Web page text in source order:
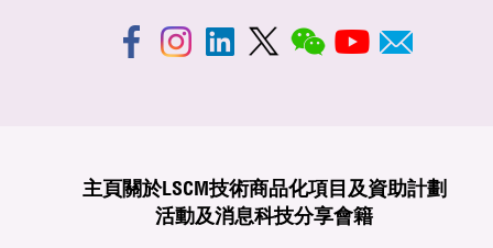
主頁 關於LSCM技術商品化項目及資助計劃
活動及消息科技分享會籍